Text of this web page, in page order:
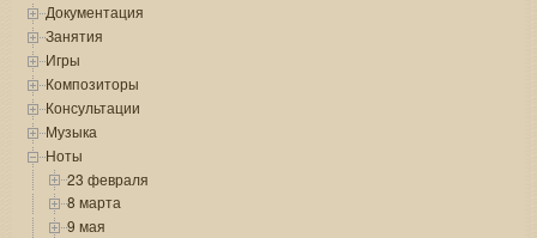
Документация
Занятия
Игры
Композиторы
Консультации
Музыка
Ноты
23 февраля
8 марта
9 мая